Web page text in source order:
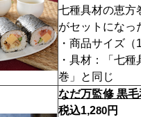
七種具材の恵方
がセットになっ
・商品サイズ
・具材：「七
巻」と同じ
なだ万監修 黒
税込1,280円